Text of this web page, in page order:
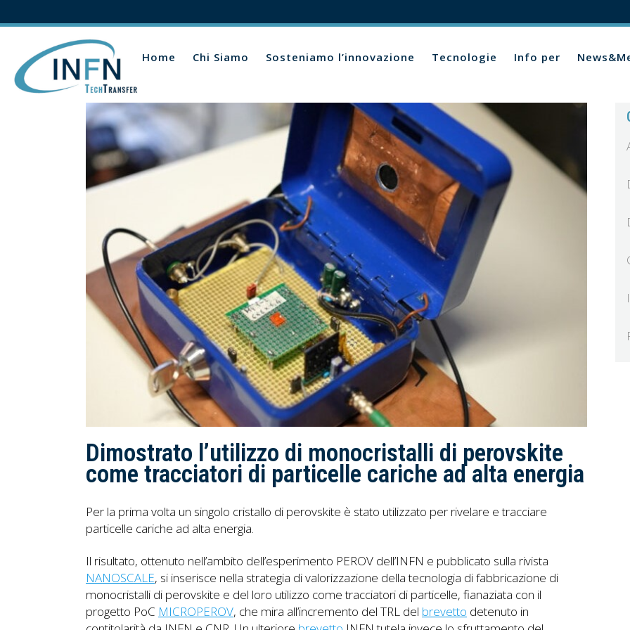
Home Chi Siamo Sosteniamo l’innovazione Tecnologie Info per
Dimostrato l’utilizzo di monocristalli di perovskite
come tracciatori di particelle cariche ad alta energia
Per la prima volta un singolo cristallo di perovskite è stato utilizzato per rivelare e tracciare
particelle cariche ad alta energia.
Il risultato, ottenuto nell’ambito dell’esperimento PEROV dell’INFN e pubblicato sulla rivista
NANOSCALE, si inserisce nella strategia di valorizzazione della tecnologia di fabbricazione di
monocristalli di perovskite e del loro utilizzo come tracciatori di particelle, fianaziata con il
progetto PoC MICROPEROV, che mira all’incremento del TRL del brevetto detenuto in